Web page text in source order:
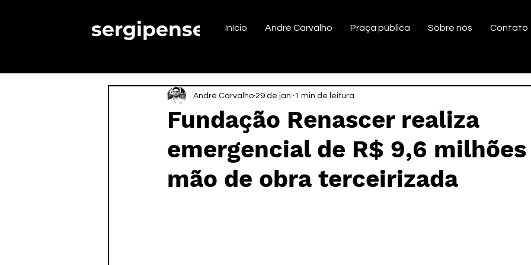
sergipense. Início André Carvalho Praça pública Sobre nós Contato
Fundação Renascer realiza
emergencial de R$ 9,6
mão de obra terceirizada
André Carvalho 29 de jan. 1 min de leitura